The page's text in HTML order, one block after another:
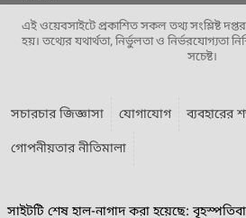
এই ওয়েবসাইটে প্রকাশিত সকল তথ্য সংশ্লিষ্ট
হয়। তথ্যের যথার্থতা, নির্ভুলতা ও নির্ভরযোগ্যতা
সচেষ্ট।
সচারচার জিজ্ঞাসা যোগাযোগ ব্যবহারের
গোপনীয়তার নীতিমালা
সাইটটি শেষ হাল-নাগাদ করা হয়েছে: